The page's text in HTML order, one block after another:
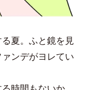
夏。ふと鏡を見
ンデがヨレてい